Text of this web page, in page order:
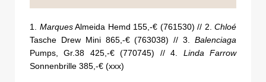
1. MarquesAlmeida Hemd 155,-€ (761530) // 2. Chloé
Tasche Drew Mini 865,-€ (763038) // 3. Balenciaga
Pumps, Gr.38 425,-€ (770745) // 4. Linda Farrow
Sonnenbrille 385,-€ (xxx)